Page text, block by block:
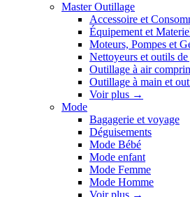
Master Outillage
Accessoire et
Équipement et
Moteurs, Pompes et
Nettoyeurs et outils
Outillage à air
Outillage à main et
Voir plus →
Mode
Bagagerie et voyage
Déguisements
Mode Bébé
Mode enfant
Mode Femme
Mode Homme
Voir plus →